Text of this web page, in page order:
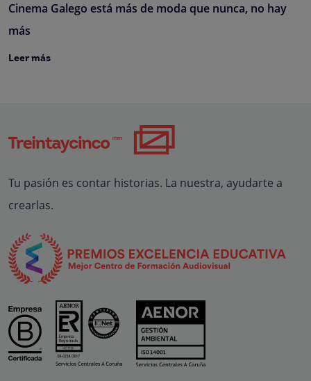
Cinema Galego está más de moda que nunca, no hay
más
Leer más
Tu pasión es contar historias. La nuestra, ayudarte a
crearlas.